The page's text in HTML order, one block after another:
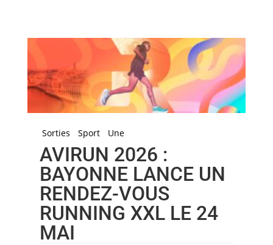
Sorties Sport Une
AVIRUN 2026 :
BAYONNE LANCE UN
RENDEZ-VOUS
RUNNING XXL LE 24
MAI